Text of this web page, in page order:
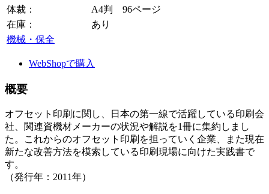
体裁：
A4判 96ページ
在庫：
あり
機械・保全
WebShopで購入
概要
オフセット印刷に関し、日本の第一線で活躍している印刷会
社、関連資機材メーカーの状況や解説を1冊に集約しまし
た。これからのオフセット印刷を担っていく企業、また現在
新たな改善方法を模索している印刷現場に向けた実践書で
す。
（発行年：2011年）